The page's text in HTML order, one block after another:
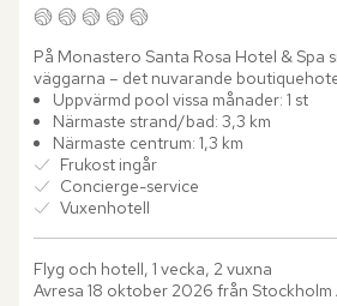
På Monastero Santa Rosa Hotel & Spa
väggarna – det nuvarande
vackert 1600-talskloster. Stenvalv,
Uppvärmd pool vissa månader: 1 st
Närmaste strand/bad: 3,3 km
Närmaste centrum: 1,3 km
Frukost ingår
Concierge-service
Vuxenhotell
Flyg och hotell, 1 vecka, 2 vuxna
Avresa 18 oktober 2026 från Stockholm